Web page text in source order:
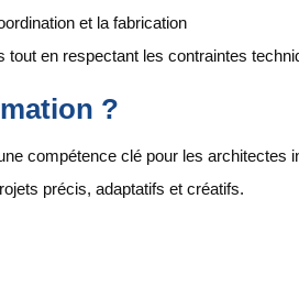
et la fabrication
tout en respectant les contraintes
?
compétence clé pour les
précis, adaptatifs et créatifs.